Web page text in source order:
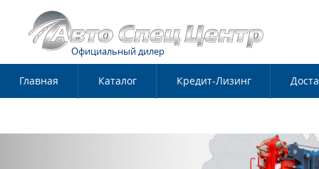
Официальный дилер
Главная Каталог Кредит-Лизинг